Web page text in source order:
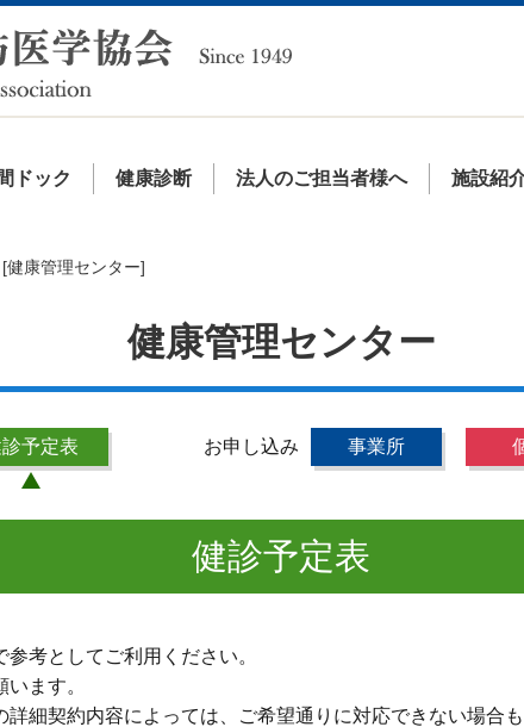
ドック 健康診断 法人のご担当者様へ 施設紹
健康管理センター]
健康管理センター
予定表 お申し込み 事業所
健診予定表
考としてご利用ください。
ます。
細契約内容によっては、ご希望通りに対応できない場合